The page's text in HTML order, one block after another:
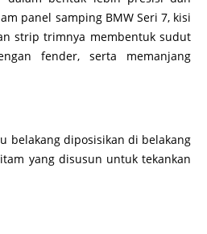
panel samping BMW Seri 7, kisi
strip trimnya membentuk sudut
fender, serta memanjang
belakang diposisikan di belakang
yang disusun untuk tekankan